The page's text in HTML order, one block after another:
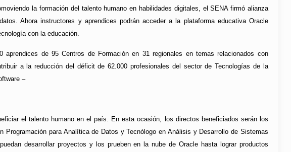
la formación del talento humano en habilidades digitales, el SENA firmó alianza
Ahora instructores y aprendices podrán acceder a la plataforma educativa Oracle
con la educación.
de 95 Centros de Formación en 31 regionales en temas relacionados con
a la reducción del déficit de 62.000 profesionales del sector de Tecnologías de la
–
el talento humano en el país. En esta ocasión, los directos beneficiados serán los
para Analítica de Datos y Tecnólogo en Análisis y Desarrollo de Sistemas
desarrollar proyectos y los prueben en la nube de Oracle hasta lograr productos